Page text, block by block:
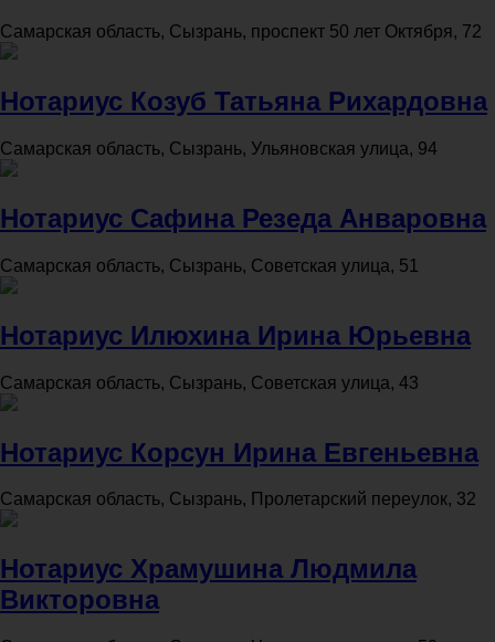
Самарская область, Сызрань, проспект 50 лет Октября, 72
Нотариус Козуб Татьяна Рихардовна
Самарская область, Сызрань, Ульяновская улица, 94
Нотариус Сафина Резеда Анваровна
Самарская область, Сызрань, Советская улица, 51
Нотариус Илюхина Ирина Юрьевна
Самарская область, Сызрань, Советская улица, 43
Нотариус Корсун Ирина Евгеньевна
Самарская область, Сызрань, Пролетарский переулок, 32
Нотариус Храмушина Людмила
Викторовна